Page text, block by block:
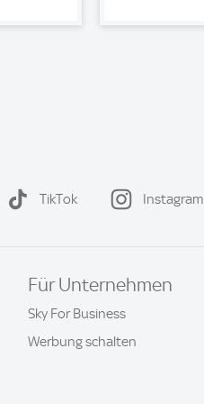
TikTok Instagram
Für Unternehmen
Sky For Business
Werbung schalten